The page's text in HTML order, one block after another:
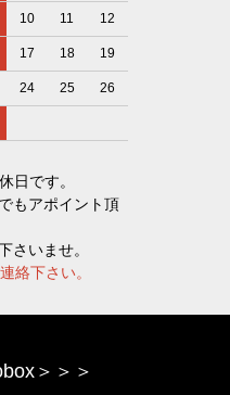
10 11 12
17 18 19
24 25 26
日です。
もアポイント頂
さいませ。
絡下さい。
＞＞＞